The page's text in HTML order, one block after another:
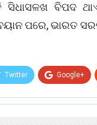
ବିପଦ
ପରେ, ଭାରତ
Twitter Google+